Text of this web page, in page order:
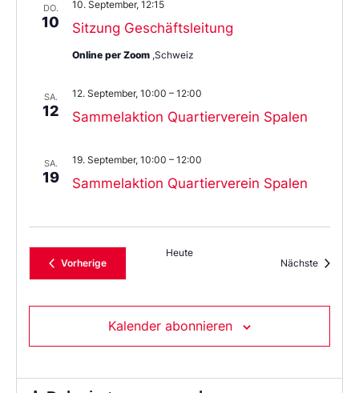
DO.
10 Sitzung Geschäftsleitung
10. September, 12:15
Online per Zoom ,Schweiz
SA.
12 Sammelaktion Quartierverein Spalen
12. September, 10:00 – 12:00
SA.
19 Sammelaktion Quartierverein Spalen
19. September, 10:00 – 12:00
VorherigeVeranstaltungen
Heute
Nächste
Kalender abonnieren